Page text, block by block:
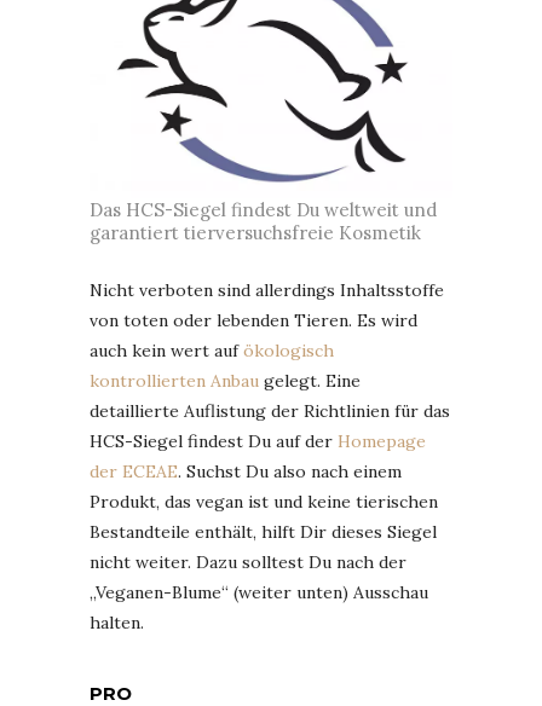
Das HCS-Siegel findest Du weltweit und
garantiert tierversuchsfreie Kosmetik
Nicht verboten sind allerdings Inhaltsstoffe
von toten oder lebenden Tieren. Es wird
auch kein wert aufökologisch
kontrollierten Anbau gelegt. Eine
detaillierte Auflistung der Richtlinien für das
HCS-Siegel findest Du auf der Homepage
der ECEAE. Suchst Du also nach einem
Produkt, das vegan ist und keine tierischen
Bestandteile enthält, hilft Dir dieses Siegel
nicht weiter. Dazu solltest Du nach der
„Veganen-Blume“ (weiter unten) Ausschau
halten.
PRO